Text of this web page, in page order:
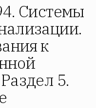
Системы
к
5.